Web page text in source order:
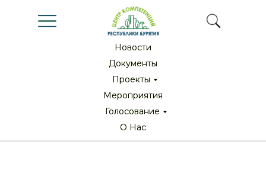
Новости
Новости
Документы
Документы
Мероприятия
Мероприятия
Проекты
Проекты
О Нас
О Нас
Голосование
Голосование